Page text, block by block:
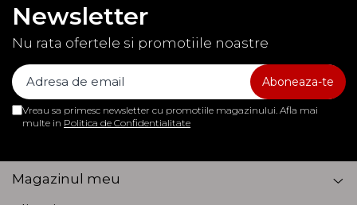
Newsletter
Nu rata ofertele si promotiile noastre
Vreau sa primesc newsletter cu promotiile magazinului. Afla mai
multe in Politica de Confidentialitate
Magazinul meu